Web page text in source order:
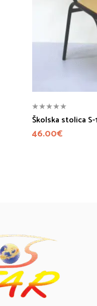
Školska stolica S-
46.00€